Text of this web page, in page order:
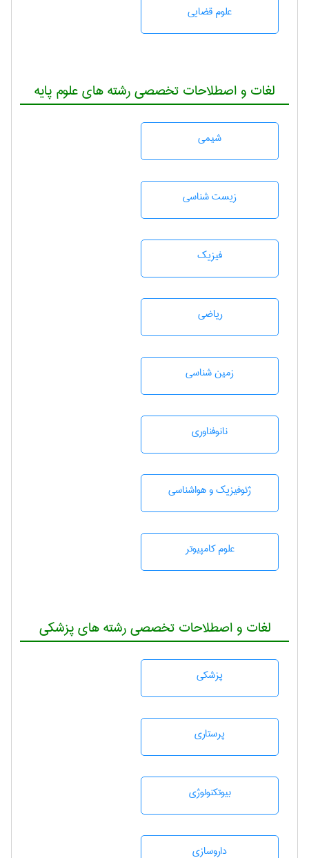
علوم قضایی
لغات و اصطلاحات تخصصی رشته های علوم پایه
شيمی
زيست شناسی
فیزیک
رياضی
زمين شناسی
نانوفناوری
ژئوفيزيك و هواشناسی
علوم کامپیوتر
لغات و اصطلاحات تخصصی رشته های پزشکی
پزشكی
پرستاری
بيوتكنولوژی
داروسازی